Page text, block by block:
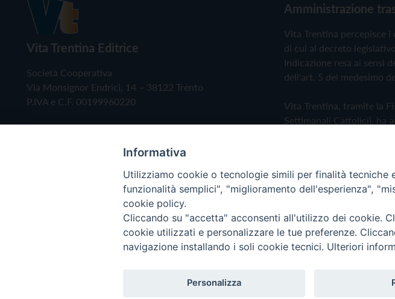
Vita Trentina Editrice
Società Cooperativa
Via Monsignor Endrici, 14 – 38122 Trento
P.IVA e C.F. 00199960220
Amministrazione
Vita Trentina percepisce
di cui al decreto
Indicazione resa ai sensi
dell'art. 5 del medesimo
Vita Trentina, tramite la
Settimanali Cattolici), ha
Privacy Policy Cookie
Copyright © 2019 - Tutti i diritti riservati - Vita Trentina Editrice
Informativa
Utilizziamo cookie o tecnologie simili per finalità
funzionalità semplici", "miglioramento dell'esperienza",
cookie policy.
Cliccando su "accetta" acconsenti all'utilizzo dei cookie.
cookie utilizzati e personalizzare le tue preferenze.
navigazione installando i soli cookie tecnici. Ulteriori
Personalizza